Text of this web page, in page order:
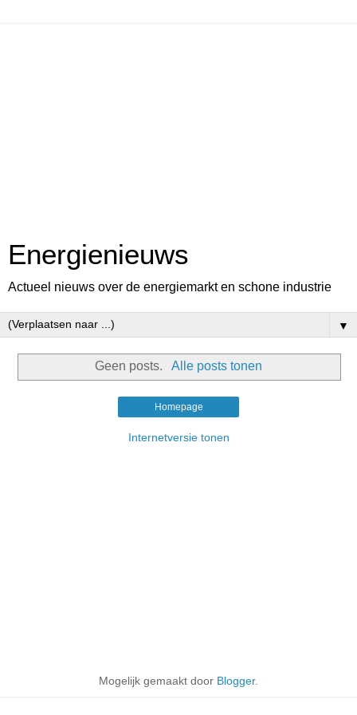
Energienieuws
Actueel nieuws over de energiemarkt en schone industrie
▼
Geen posts. Alle posts tonen
Homepage
Internetversie tonen
Mogelijk gemaakt door Blogger.